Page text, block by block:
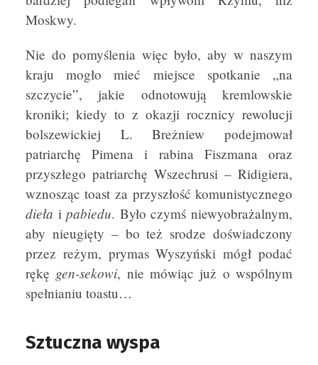
Moskwy.
Nie do pomyślenia więc było, aby w naszym
kraju mogło mieć miejsce spotkanie „na
szczycie”, jakie odnotowują kremlowskie
kroniki; kiedy to z okazji rocznicy rewolucji
bolszewickiej L. Breżniew podejmował
patriarchę Pimena i rabina Fiszmana oraz
przyszłego patriarchę Wszechrusi – Ridigiera,
wznosząc toast za przyszłość komunistycznego
dieła ipabiedu. Było czymś niewyobrażalnym,
aby nieugięty – bo też srodze doświadczony
przez reżym, prymas Wyszyński mógł podać
rękę gen-sekowi, nie mówiąc już o wspólnym
spełnianiu toastu…
Sztuczna wyspa